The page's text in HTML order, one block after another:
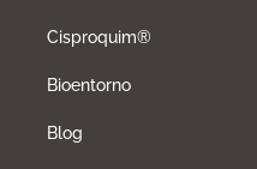
Cisproquim®
Bioentorno
Blog